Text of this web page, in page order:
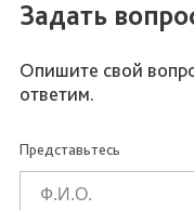
Задать
Опишите свой
ответим.
Представьтесь